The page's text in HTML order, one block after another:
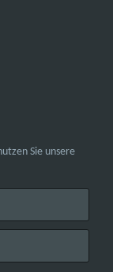
Sie unsere